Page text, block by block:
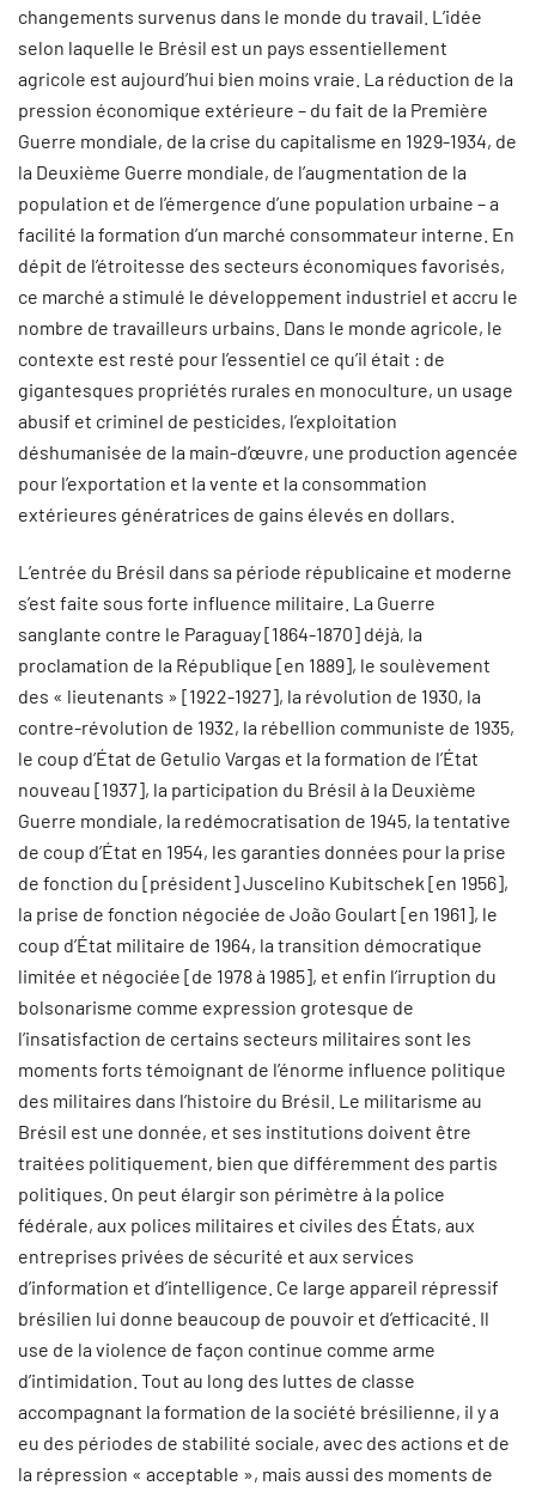
changements survenus dans le monde du travail. L’idée
selon laquelle le Brésil est un pays essentiellement
agricole est aujourd’hui bien moins vraie. La réduction de la
pression économique extérieure – du fait de la Première
Guerre mondiale, de la crise du capitalisme en 1929-1934, de
la Deuxième Guerre mondiale, de l’augmentation de la
population et de l’émergence d’une population urbaine – a
facilité la formation d’un marché consommateur interne. En
dépit de l’étroitesse des secteurs économiques favorisés,
ce marché a stimulé le développement industriel et accru le
nombre de travailleurs urbains. Dans le monde agricole, le
contexte est resté pour l’essentiel ce qu’il était : de
gigantesques propriétés rurales en monoculture, un usage
abusif et criminel de pesticides, l’exploitation
déshumanisée de la main-d’œuvre, une production agencée
pour l’exportation et la vente et la consommation
extérieures génératrices de gains élevés en dollars.
L’entrée du Brésil dans sa période républicaine et moderne
s’est faite sous forte influence militaire. La Guerre
sanglante contre le Paraguay [1864-1870] déjà, la
proclamation de la République [en 1889], le soulèvement
des « lieutenants » [1922-1927], la révolution de 1930, la
contre-révolution de 1932, la rébellion communiste de 1935,
le coup d’État de Getulio Vargas et la formation de l’État
nouveau [1937], la participation du Brésil à la Deuxième
Guerre mondiale, la redémocratisation de 1945, la tentative
de coup d’État en 1954, les garanties données pour la prise
de fonction du [président] Juscelino Kubitschek [en 1956],
la prise de fonction négociée de João Goulart [en 1961], le
coup d’État militaire de 1964, la transition démocratique
limitée et négociée [de 1978 à 1985], et enfin l’irruption du
bolsonarisme comme expression grotesque de
l’insatisfaction de certains secteurs militaires sont les
moments forts témoignant de l’énorme influence politique
des militaires dans l’histoire du Brésil. Le militarisme au
Brésil est une donnée, et ses institutions doivent être
traitées politiquement, bien que différemment des partis
politiques. On peut élargir son périmètre à la police
fédérale, aux polices militaires et civiles des États, aux
entreprises privées de sécurité et aux services
d’information et d’intelligence. Ce large appareil répressif
brésilien lui donne beaucoup de pouvoir et d’efficacité. Il
use de la violence de façon continue comme arme
d’intimidation. Tout au long des luttes de classe
accompagnant la formation de la société brésilienne, il y a
eu des périodes de stabilité sociale, avec des actions et de
la répression « acceptable », mais aussi des moments de